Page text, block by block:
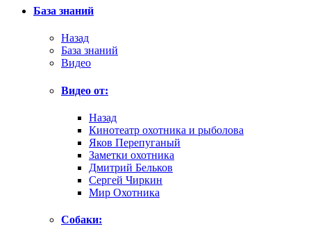
База знаний
Назад
База знаний
Видео
Видео от:
Назад
Кинотеатр охотника и рыболова
Яков Перепуганый
Заметки охотника
Дмитрий Бельков
Сергей Чиркин
Мир Охотника
Собаки: